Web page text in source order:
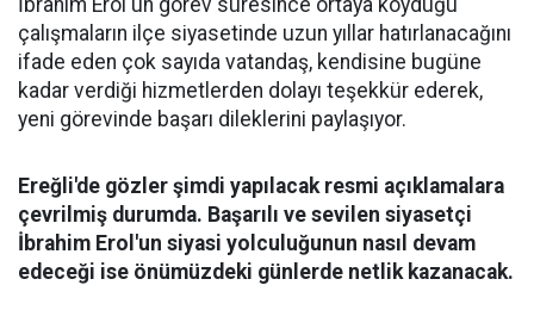
İbrahim Erol'un görev süresince ortaya koyduğu
çalışmaların ilçe siyasetinde uzun yıllar hatırlanacağını
ifade eden çok sayıda vatandaş, kendisine bugüne
kadar verdiği hizmetlerden dolayı teşekkür ederek,
yeni görevinde başarı dileklerini paylaşıyor.
Ereğli'de gözler şimdi yapılacak resmi açıklamalara
çevrilmiş durumda. Başarılı ve sevilen siyasetçi
İbrahim Erol'un siyasi yolculuğunun nasıl devam
edeceği ise önümüzdeki günlerde netlik kazanacak.